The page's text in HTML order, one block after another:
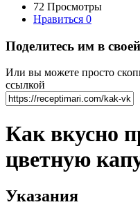
72 Просмотры
Нравиться 0
Поделитесь им в
Или вы можете просто
ссылкой
Как вкусно
цветную
Указания